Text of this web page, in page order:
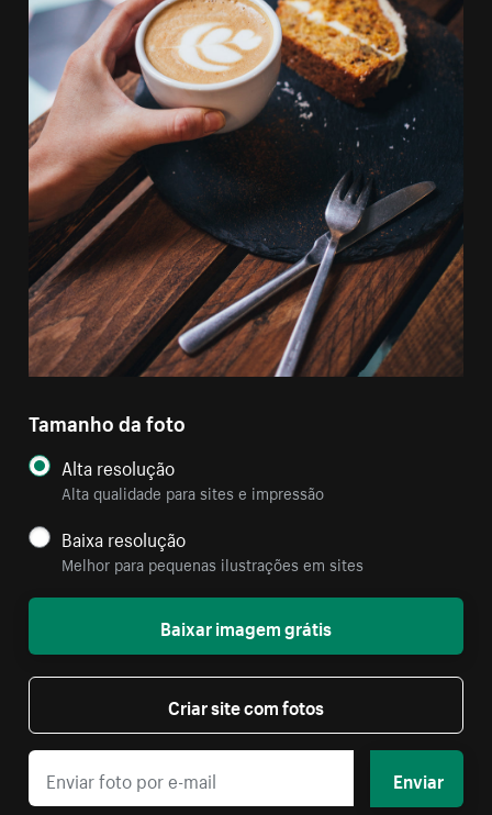
Tamanho da foto
Alta resolução
Alta qualidade para sites e impressão
Baixa resolução
Melhor para pequenas ilustrações em sites
Baixar imagem grátis
Criar site com fotos
Enviar